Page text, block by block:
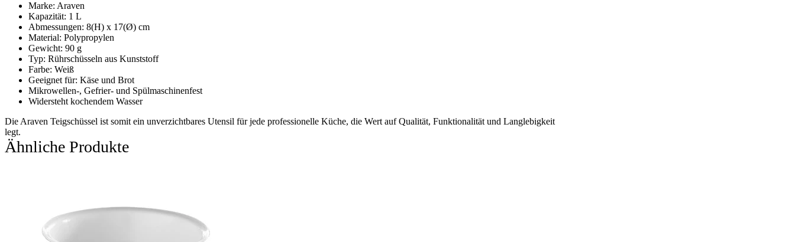
Marke: Araven
Kapazität: 1 L
Abmessungen: 8(H) x 17(Ø) cm
Material: Polypropylen
Gewicht: 90 g
Typ: Rührschüsseln aus Kunststoff
Farbe: Weiß
Geeignet für: Käse und Brot
Mikrowellen-, Gefrier- und Spülmaschinenfest
Widersteht kochendem Wasser
Die Araven Teigschüssel ist somit ein unverzichtbares Utensil für jede professionelle Küche, die Wert auf Qualität, Funktionalität und Langlebigkeit
legt.
Ähnliche Produkte